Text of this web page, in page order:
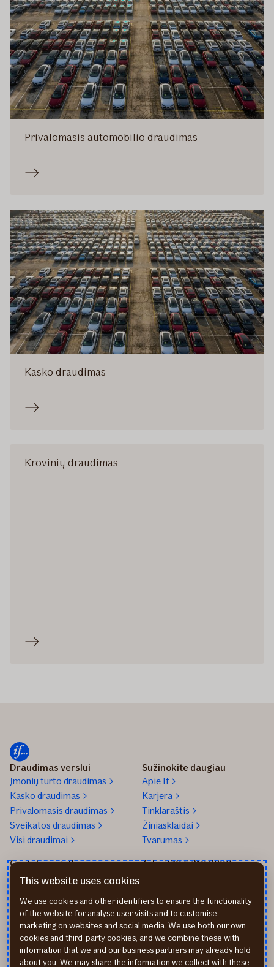
Privalomasis automobilio draudimas
Kasko draudimas
Krovinių draudimas
Draudimas verslui
Įmonių turto draudimas
Kasko draudimas
Privalomasis draudimas
Sveikatos draudimas
Visi draudimai
Sužinokite daugiau
Apie If
Karjera
Tinklaraštis
Žiniasklaidai
Tvarumas
Gaukite pagalbą
Praneškite apie įvykį
partneriai
Sveikatos draudimo
partneriai
Tel. +370 5 210 8800
Apmokėjimo būdai
Atsiliepimai
Rekvizitai
This website uses cookies
We use cookies and other identifiers to ensure the functionality
of the website for analyse user visits and to customise
marketing on websites and social media. We use both our own
cookies and third-party cookies, and we combine these with
information that we and our business partners may already hold
about you. We may share the information we collect with these